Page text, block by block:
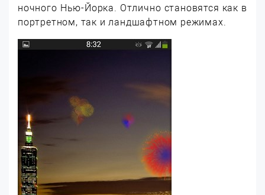
ночного Нью-Йорка. Отлично становятся как в
портретном, так и ландшафтном режимах.